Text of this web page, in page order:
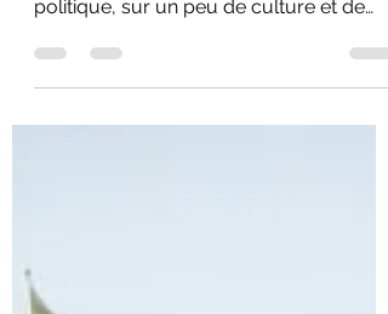
Libanais, Macron
donne une 2e chance
Pour me consoler d'une situation qui n'a